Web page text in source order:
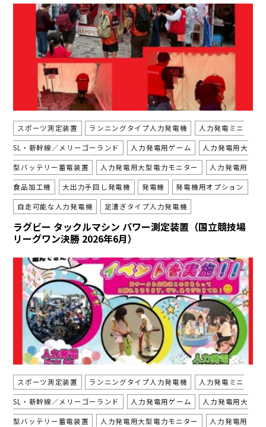
スポーツ測定装置 ランニングタイプ人力発電機 人力発電ミニ
SL・新幹線／メリーゴーランド 人力発電用ゲーム 人力発電用大
型バッテリー蓄電装置 人力発電用大型電力モニター 人力発電用
食品加工機 大出力手回し発電機 発電機 発電機用オプション
自走可能な人力発電機 足漕ぎタイプ人力発電機
ラグビー タックルマシン パワー測定装置（国立競技場
リーグワン決勝 2026年6月）
スポーツ測定装置 ランニングタイプ人力発電機 人力発電ミニ
SL・新幹線／メリーゴーランド 人力発電用ゲーム 人力発電用大
型バッテリー蓄電装置 人力発電用大型電力モニター 人力発電用